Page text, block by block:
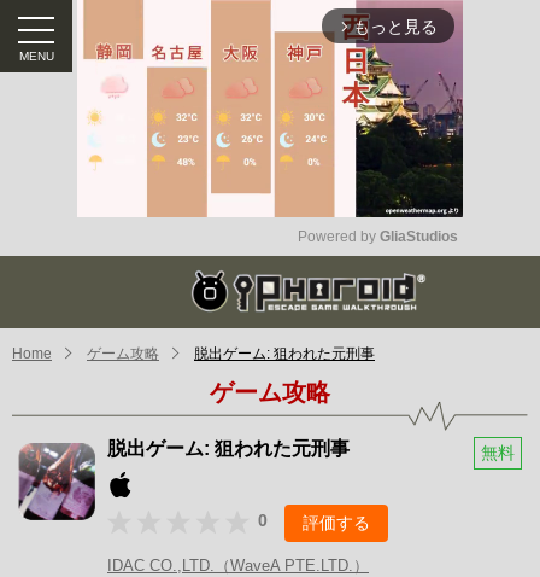
arrow_forward_ios もっと見る
Mute
Powered by GliaStudios
Home ゲーム攻略 脱出ゲーム: 狙われた元刑事
ゲーム攻略
脱出ゲーム: 狙われた元刑事 無料
0 評価する
IDAC CO.,LTD.（WaveA PTE.LTD.）